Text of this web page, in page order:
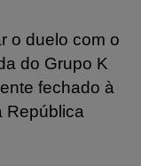
o duelo com o
do Grupo K
fechado à
República